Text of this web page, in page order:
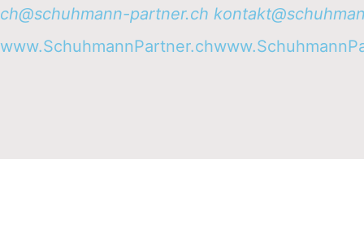
ch@schuhmann-partner.ch
www.SchuhmannPartner.ch